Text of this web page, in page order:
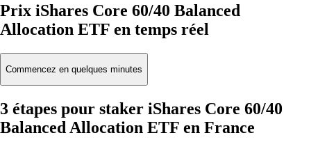
Prix iShares Core 60/40 Balanced
Allocation ETF en temps réel
Commencez en quelques minutes
3 étapes pour staker iShares Core 60/40
Balanced Allocation ETF en France